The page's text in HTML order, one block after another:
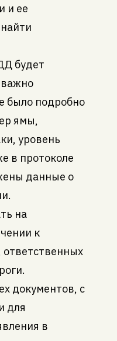
и ее
будет
важно
было подробно
ямы,
уровень
в протоколе
данные о
на
к
ответственных
документов, с
для
в